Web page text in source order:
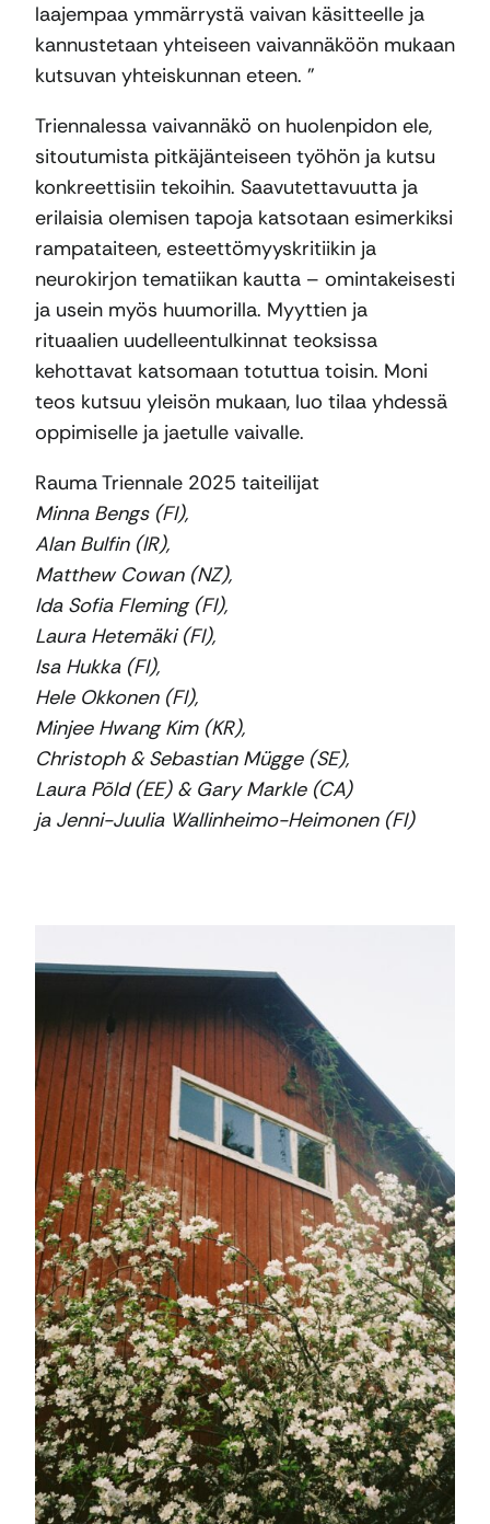
laajempaa ymmärrystä vaivan käsitteelle ja
kannustetaan yhteiseen vaivannäköön mukaan
kutsuvan yhteiskunnan eteen. ”
Triennalessa vaivannäkö on huolenpidon ele,
sitoutumista pitkäjänteiseen työhön ja kutsu
konkreettisiin tekoihin. Saavutettavuutta ja
erilaisia olemisen tapoja katsotaan esimerkiksi
rampataiteen, esteettömyyskritiikin ja
neurokirjon tematiikan kautta – omintakeisesti
ja usein myös huumorilla. Myyttien ja
rituaalien uudelleentulkinnat teoksissa
kehottavat katsomaan totuttua toisin. Moni
teos kutsuu yleisön mukaan, luo tilaa yhdessä
oppimiselle ja jaetulle vaivalle.
Rauma Triennale 2025 taiteilijat
Minna Bengs (FI),
Alan Bulfin (IR),
Matthew Cowan (NZ),
Ida Sofia Fleming (FI),
Laura Hetemäki (FI),
Isa Hukka (FI),
Hele Okkonen (FI),
Minjee Hwang Kim (KR),
Christoph & Sebastian Mügge (SE),
Laura Põld (EE) & Gary Markle (CA)
ja Jenni-Juulia Wallinheimo-Heimonen (FI)